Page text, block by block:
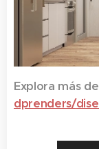
Explora más
dprenders/